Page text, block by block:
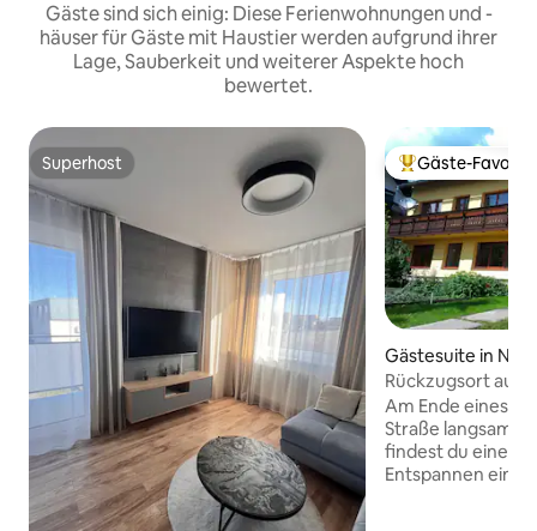
Gäste sind sich einig: Diese Ferienwohnungen und -
häuser für Gäste mit Haustier werden aufgrund ihrer
Lage, Sauberkeit und weiterer Aspekte hoch
bewertet.
Superhost
Superhost Beliebter Gäste-
Gäste-Favorit
Gästesuite in
Rückzugsort auf
*Haustiere
Am Ende eines
Straße langsam
findest du einen
Entspannen